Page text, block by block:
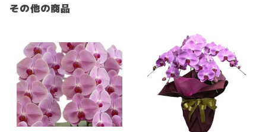
その他の商品